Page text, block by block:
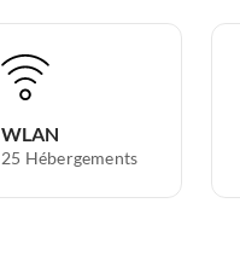
WLAN
25 Hébergements